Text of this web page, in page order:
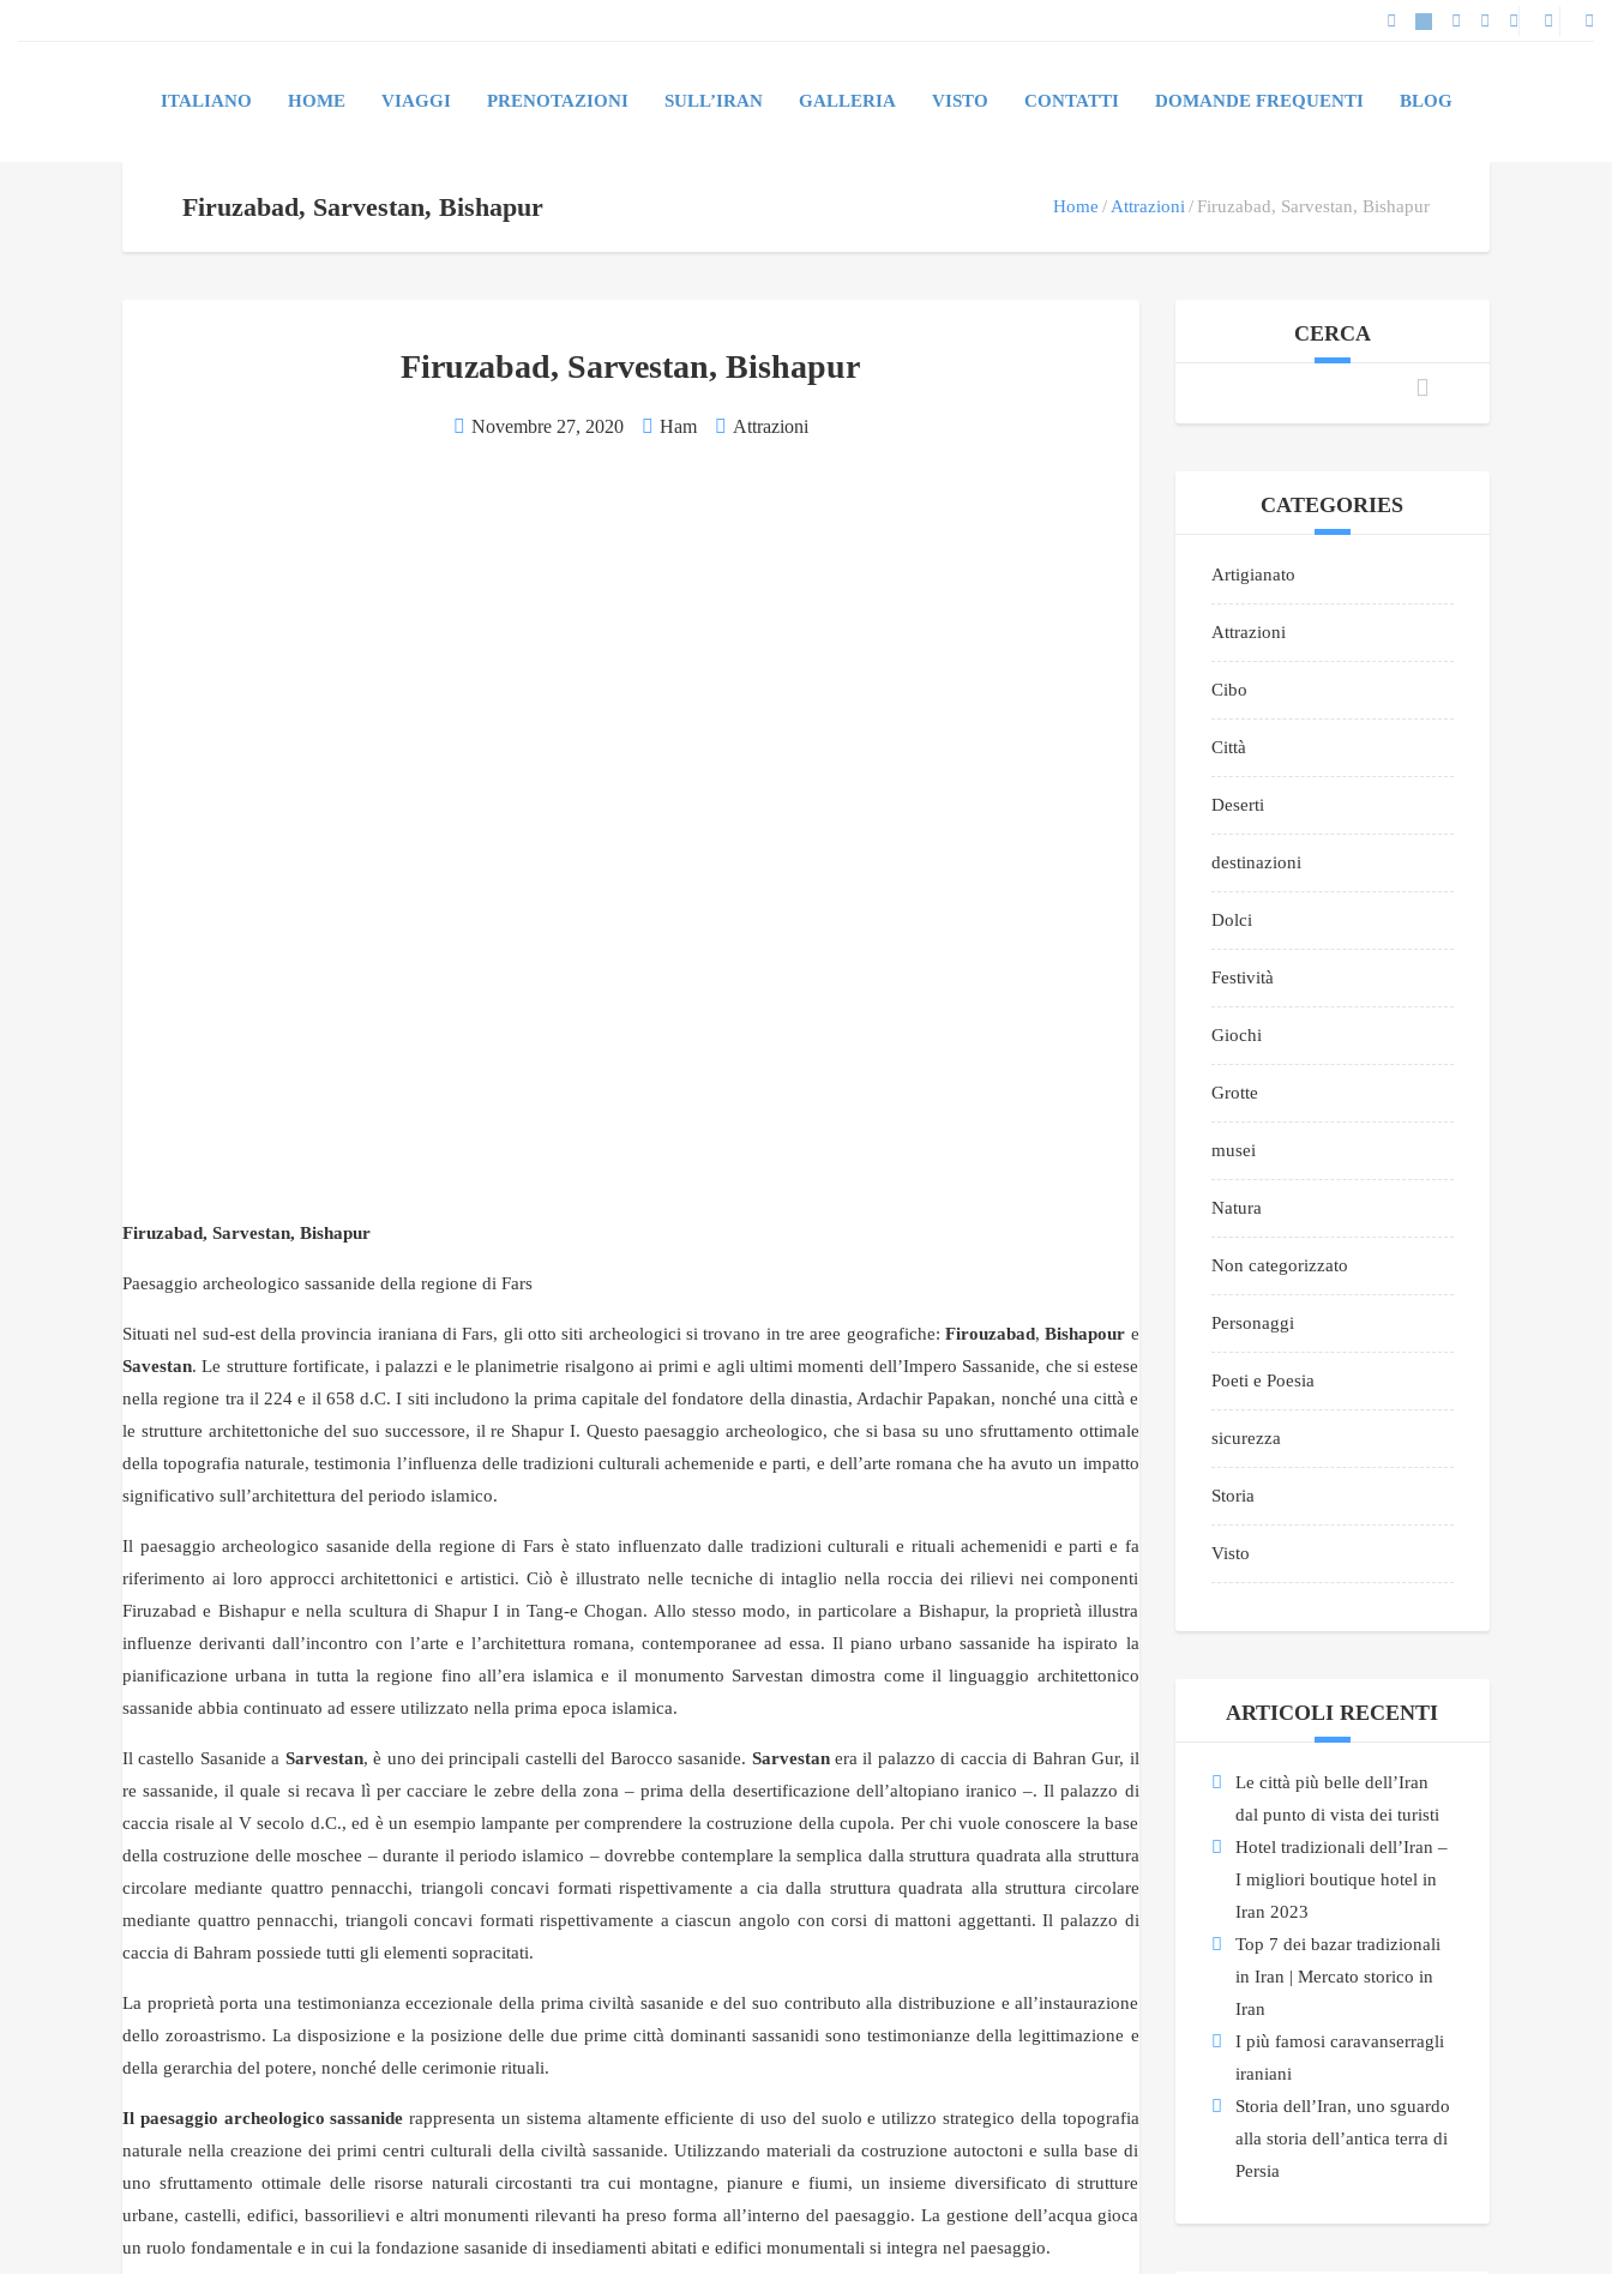
ITALIANO HOME VIAGGI PRENOTAZIONI SULL’IRAN GALLERIA VISTO CONTATTI DOMANDE FREQUENTI BLOG
Firuzabad, Sarvestan, Bishapur Home Attrazioni Firuzabad, Sarvestan, Bishapur
Firuzabad, Sarvestan, Bishapur
Novembre 27, 2020 Ham Attrazioni
Firuzabad, Sarvestan, Bishapur
Paesaggio archeologico sassanide della regione di Fars
Situati nel sud-est della provincia iraniana di Fars, gli otto siti archeologici si trovano in tre aree geografiche: Firouzabad,Bishapour e
Savestan. Le strutture fortificate, i palazzi e le planimetrie risalgono ai primi e agli ultimi momenti dell’Impero Sassanide, che si estese
nella regione tra il 224 e il 658 d.C. I siti includono la prima capitale del fondatore della dinastia, Ardachir Papakan, nonché una città e
le strutture architettoniche del suo successore, il re Shapur I. Questo paesaggio archeologico, che si basa su uno sfruttamento ottimale
della topografia naturale, testimonia l’influenza delle tradizioni culturali achemenide e parti, e dell’arte romana che ha avuto un impatto
significativo sull’architettura del periodo islamico.
Il paesaggio archeologico sasanide della regione di Fars è stato influenzato dalle tradizioni culturali e rituali achemenidi e parti e fa
riferimento ai loro approcci architettonici e artistici. Ciò è illustrato nelle tecniche di intaglio nella roccia dei rilievi nei componenti
Firuzabad e Bishapur e nella scultura di Shapur I in Tang-e Chogan. Allo stesso modo, in particolare a Bishapur, la proprietà illustra
influenze derivanti dall’incontro con l’arte e l’architettura romana, contemporanee ad essa. Il piano urbano sassanide ha ispirato la
pianificazione urbana in tutta la regione fino all’era islamica e il monumento Sarvestan dimostra come il linguaggio architettonico
sassanide abbia continuato ad essere utilizzato nella prima epoca islamica.
Il castello Sasanide a Sarvestan, è uno dei principali castelli del Barocco sasanide. Sarvestanera il palazzo di caccia di Bahran Gur, il
re sassanide, il quale si recava lì per cacciare le zebre della zona – prima della desertificazione dell’altopiano iranico –. Il palazzo di
caccia risale al V secolo d.C., ed è un esempio lampante per comprendere la costruzione della cupola. Per chi vuole conoscere la base
della costruzione delle moschee – durante il periodo islamico – dovrebbe contemplare la semplica dalla struttura quadrata alla struttura
circolare mediante quattro pennacchi, triangoli concavi formati rispettivamente a cia dalla struttura quadrata alla struttura circolare
mediante quattro pennacchi, triangoli concavi formati rispettivamente a ciascun angolo con corsi di mattoni aggettanti. Il palazzo di
caccia di Bahram possiede tutti gli elementi sopracitati.
La proprietà porta una testimonianza eccezionale della prima civiltà sasanide e del suo contributo alla distribuzione e all’instaurazione
dello zoroastrismo. La disposizione e la posizione delle due prime città dominanti sassanidi sono testimonianze della legittimazione e
della gerarchia del potere, nonché delle cerimonie rituali.
Il paesaggio archeologico sassanide rappresenta un sistema altamente efficiente di uso del suolo e utilizzo strategico della topografia
naturale nella creazione dei primi centri culturali della civiltà sassanide. Utilizzando materiali da costruzione autoctoni e sulla base di
uno sfruttamento ottimale delle risorse naturali circostanti tra cui montagne, pianure e fiumi, un insieme diversificato di strutture
urbane, castelli, edifici, bassorilievi e altri monumenti rilevanti ha preso forma all’interno del paesaggio. La gestione dell’acqua gioca
un ruolo fondamentale e in cui la fondazione sasanide di insediamenti abitati e edifici monumentali si integra nel paesaggio.
CERCA
CATEGORIES
Artigianato
Attrazioni
Cibo
Città
Deserti
destinazioni
Dolci
Festività
Giochi
Grotte
musei
Natura
Non categorizzato
Personaggi
Poeti e Poesia
sicurezza
Storia
Visto
ARTICOLI RECENTI
Le città più belle dell’Iran
dal punto di vista dei turisti
Hotel tradizionali dell’Iran –
I migliori boutique hotel in
Iran 2023
Top 7 dei bazar tradizionali
in Iran | Mercato storico in
Iran
I più famosi caravanserragli
iraniani
Storia dell’Iran, uno sguardo
alla storia dell’antica terra di
Persia